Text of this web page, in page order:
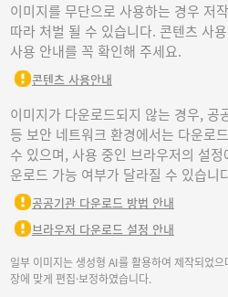
이미지를 무단으로 사용하는 경우 저
따라 처벌 될 수 있습니다. 콘텐츠 사
사용 안내를 꼭 확인해 주세요.
콘텐츠 사용안내
이미지가 다운로드되지 않는 경우, 공
등 보안 네트워크 환경에서는 다운로
수 있으며, 사용 중인 브라우저의 설
운로드 가능 여부가 달라질 수 있습니
공공기관 다운로드 방법 안내
브라우저 다운로드 설정 안내
일부 이미지는 생성형 AI를 활용하여 제작되었으
장에 맞게 편집·보정하였습니다.